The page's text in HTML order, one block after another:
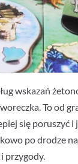
wskazań
To od
się poruszyć i
po drodze
przygody.